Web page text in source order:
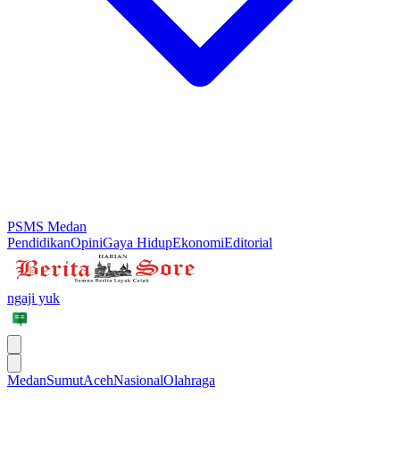
PSMS Medan
PendidikanOpiniGaya HidupEkonomiEditorial
ngaji yuk
MedanSumutAcehNasionalOlahraga